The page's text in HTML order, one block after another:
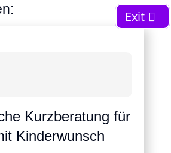
Kurzberatung für
Kinderwunsch
Exit